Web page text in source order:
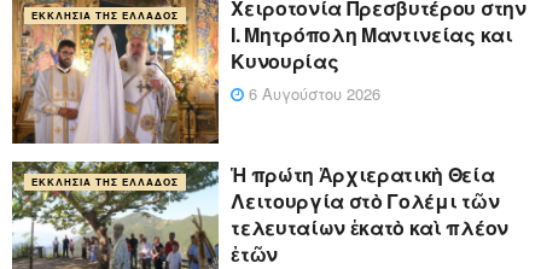
ΕΚΚΛΗΣΊΑ ΤΗΣ ΕΛΛΆΔΟΣ
Xειροτονία Πρεσβυτέρου στην
Ι. Μητρόπολη Μαντινείας και
Κυνουρίας
6 Αυγούστου 2026
ΕΚΚΛΗΣΊΑ ΤΗΣ ΕΛΛΆΔΟΣ
Ἡ πρώτη Ἀρχιερατικὴ Θεία
Λειτουργία στὸ Γολέμι τῶν
τελευταίων ἑκατὸ καὶ πλέον
ἐτῶν